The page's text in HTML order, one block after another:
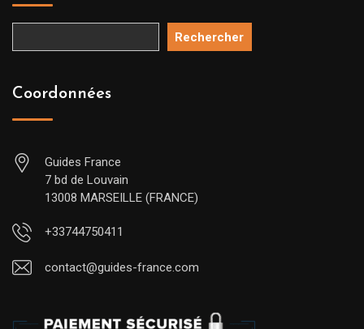
Rechercher
Coordonnées
Guides France
7 bd de Louvain
13008 MARSEILLE (FRANCE)
+33744750411
contact@guides-france.com